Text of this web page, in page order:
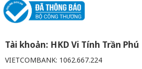
Tài khoản: HKD Vi Tính Trần Phú
VIETCOMBANK: 1062.667.224